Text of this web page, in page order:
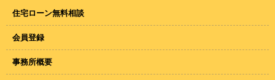
住宅ローン無料相談
会員登録
事務所概要